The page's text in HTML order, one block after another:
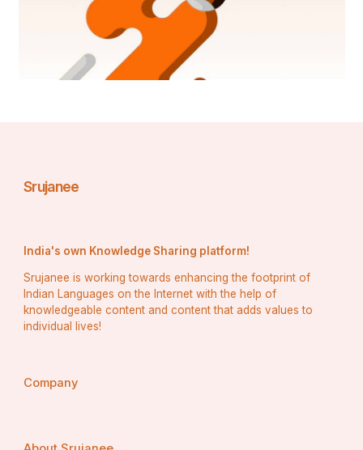
ବିଶ୍ୱବିଦ୍ୟାଳୟ ରେ କୋଷ-ଗୁଣସୂତ୍ର ବିଷୟରେ ଡକ୍ଟରେଟ
ଉପାଧି ହାସଲ କରିଥିଲେ। ସେ ଉଦ୍ଭିଦ ବିଜ୍ଞାନ କ୍ଷେତ୍ରରେ
ଅନେକ ଗୁଡ଼ାଏ ଅନୁସନ୍ଧାନ ପ୍ରକାଶିତ କରିଥିଲେ । ସେ
ମଧ୍ୟ ବହୁ ବୈଜ୍ଞାନିକ ସଂସ୍ଥା ପକ୍ଷରୁ ପୁରସ୍କାର ଏବଂ
ମସିହାରେ ଡିସେମ୍ବର ୨୩ ତାରିଖରେ ସେ ଇହଧାମ ତ୍ୟାଗ
କରିଥିଲେ ଯାହା ବିଜ୍ଞାନ ଜଗତ ପାଇଁ ଏକ ଶୋକର ବିଷୟ।
(୨) ଡଃ. କୁଳମଣି ପରିଡା:
Srujanee
India's own Knowledge Sharing platform!
Srujanee is working towards enhancing the footprint of
Indian Languages on the Internet with the help of
knowledgeable content and content that adds values to
individual lives!
Company